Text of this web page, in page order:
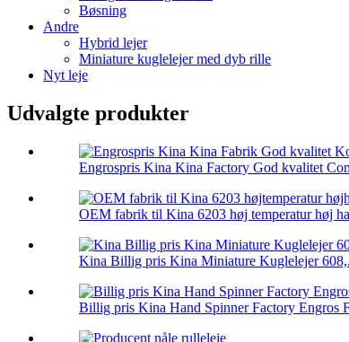
Bøsning
Andre
Hybrid lejer
Miniature kuglelejer med dyb rille
Nyt leje
Udvalgte produkter
Engrospris Kina Kina Factory God kvalitet
OEM fabrik til Kina 6203 høj temperatur høj
Kina Billig pris Kina Miniature Kuglelejer
Billig pris Kina Hand Spinner Factory Engros